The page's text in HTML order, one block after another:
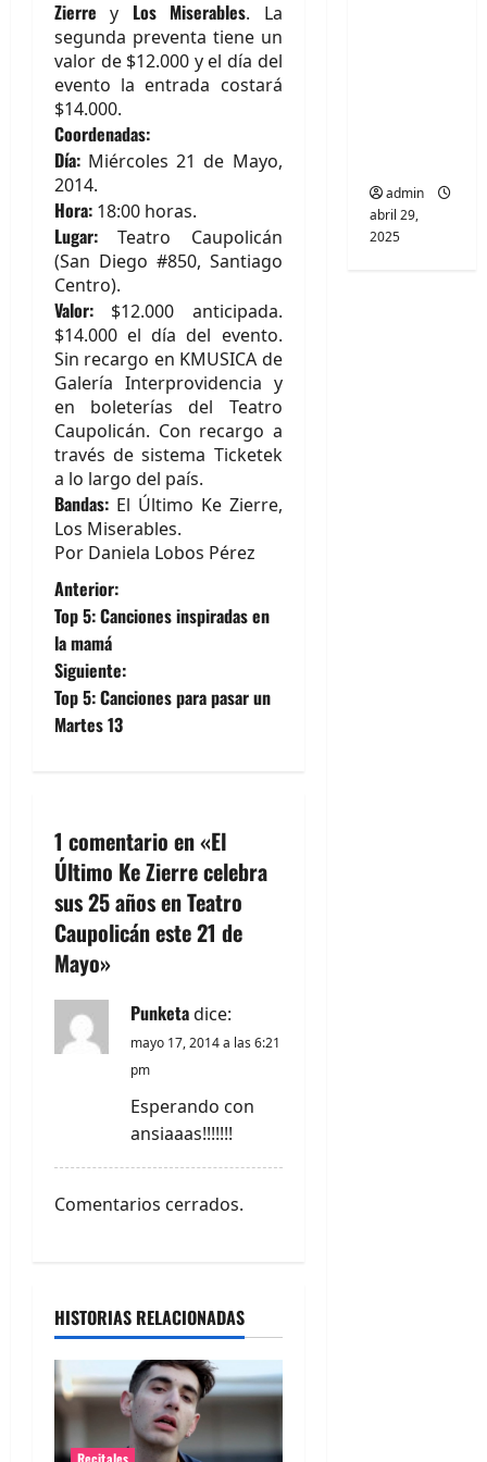
Zierre y Los Miserables. La
segunda preventa tiene un
valor de $12.000 y el día del
evento la entrada costará
$14.000.
Coordenadas:
Día: Miércoles 21 de Mayo,
2014.
Hora: 18:00 horas.
Lugar: Teatro Caupolicán
(San Diego #850, Santiago
Centro).
Valor: $12.000 anticipada.
$14.000 el día del evento.
Sin recargo en KMUSICA de
Galería Interprovidencia y
en boleterías del Teatro
Caupolicán. Con recargo a
través de sistema Ticketek
a lo largo del país.
Bandas: El Último Ke Zierre,
Los Miserables.
Por Daniela Lobos Pérez
N
a
v
e
a
c
i
ó
n
d
n
a
d
a
Anterior:
Top 5: Canciones inspiradas en
la mamá
Siguiente:
Top 5: Canciones para pasar un
Martes 13
1 comentario en «El
Último Ke Zierre celebra
sus 25 años en Teatro
Caupolicán este 21 de
Mayo»
Punketadice:
mayo 17, 2014 a las 6:21
pm
Esperando con
ansiaaas!!!!!!!
Comentarios cerrados.
HISTORIAS RELACIONADAS
admin
abril 29,
2025